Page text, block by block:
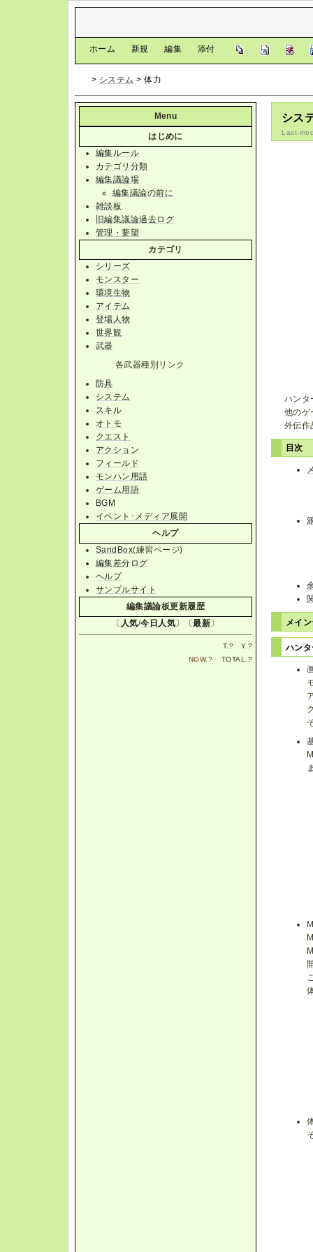
ホーム 新規 編集 添付
> システム > 体力
シス
Last-
ハンタ
他のゲ
外伝作
目次
メイ
ハン
Menu
はじめに
編集ルール
カテゴリ分類
編集議論場
編集議論の前に
雑談板
旧編集議論過去ログ
管理・要望
カテゴリ
シリーズ
モンスター
環境生物
アイテム
登場人物
世界観
武器
各武器種別リンク
防具
システム
スキル
オトモ
クエスト
アクション
フィールド
モンハン用語
ゲーム用語
BGM
イベント･メディア展開
ヘルプ
SandBox(練習ページ)
編集差分ログ
ヘルプ
サンプルサイト
編集議論板更新履歴
〔 人気/今日人気〕〔最新〕
T. ? Y. ?
NOW.? TOTAL. ?